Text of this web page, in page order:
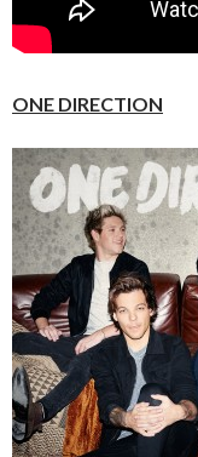
ONE DIRECTION